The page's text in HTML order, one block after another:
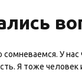
У нас
Я тоже